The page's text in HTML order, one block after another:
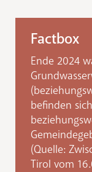
Factbox
Ende 2024
befinden
(Quelle:
Tirol vom